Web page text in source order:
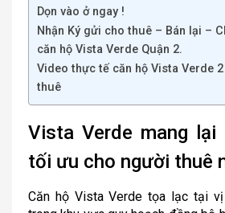
Dọn vào ở ngay !
Nhận Ký gửi cho thuê – Bán lại –
căn hộ Vista Verde Quận 2.
Video thực tế căn hộ Vista Verde
thuê
Vista Verde mang
tối ưu cho người thuê
Căn hộ Vista Verde tọa lạc tại